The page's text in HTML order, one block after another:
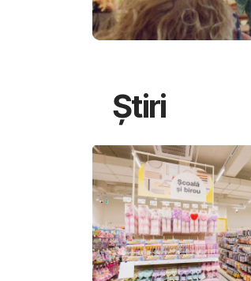
Știri